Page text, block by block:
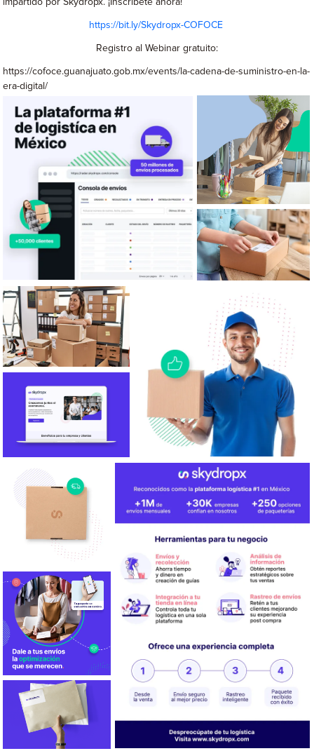
impartido por Skydropx. ¡Inscríbete ahora!
https://bit.ly/Skydropx-COFOCE
Registro al Webinar gratuito:
https://cofoce.guanajuato.gob.mx/events/la-cadena-de-suministro-en-la-
era-digital/